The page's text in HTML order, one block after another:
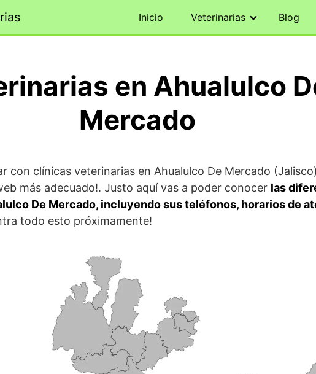
Inicio Veterinarias Blog
en Ahualulco
Mercado
con clínicas veterinarias en Ahualulco De Mercado
más adecuado!. Justo aquí vas a poder conocer las
De Mercado, incluyendo sus teléfonos, horarios de
todo esto próximamente!